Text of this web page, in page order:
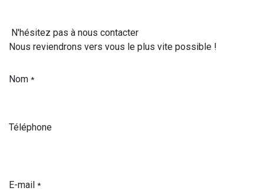
N'hésitez pas à nous contacter
Nous reviendrons vers vous le plus vite possible !
Nom *
Téléphone
E-mail *